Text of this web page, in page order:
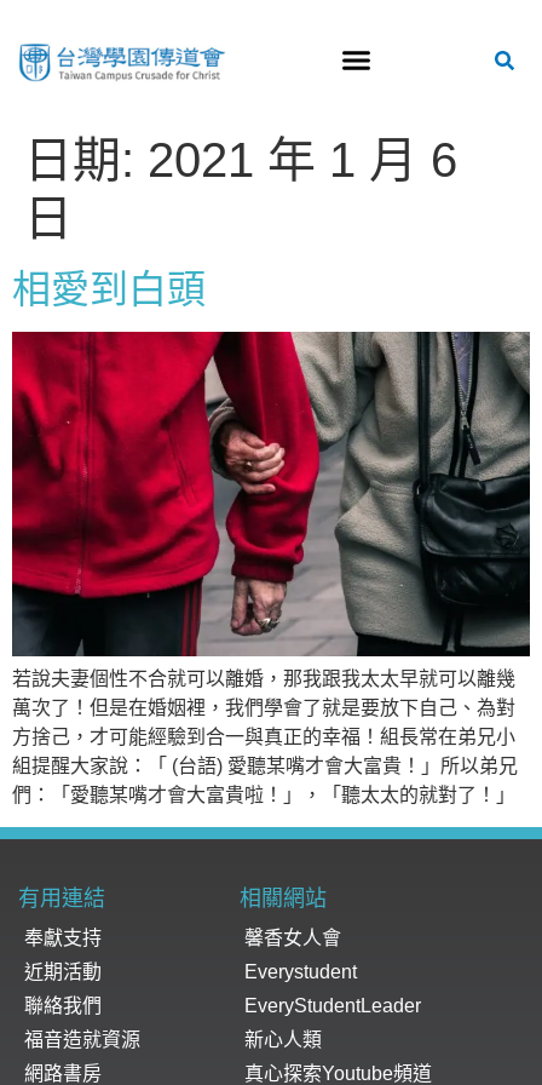
日期: 2021 年 1 月 6
日
相愛到白頭
若說夫妻個性不合就可以離婚，那我跟我太太早就可以離幾
萬次了！但是在婚姻裡，我們學會了就是要放下自己、為對
方捨己，才可能經驗到合一與真正的幸福！組長常在弟兄小
組提醒大家說：「 (台語) 愛聽某嘴才會大富貴！」所以弟兄
們：「愛聽某嘴才會大富貴啦！」，「聽太太的就對了！」
有用連結 相關網站
奉獻支持
近期活動
聯絡我們
福音造就資源
網路書房
馨香女人會
Everystudent
EveryStudentLeader
新心人類
真心探索Youtube頻道